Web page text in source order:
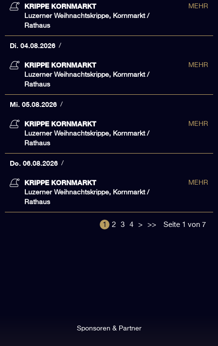
KRIPPE KORNMARKT
Luzerner Weihnachtskrippe, Kornmarkt /
Rathaus
MEHR
Di. 04.08.2026
KRIPPE KORNMARKT
Luzerner Weihnachtskrippe, Kornmarkt /
Rathaus
MEHR
Mi. 05.08.2026
KRIPPE KORNMARKT
Luzerner Weihnachtskrippe, Kornmarkt /
Rathaus
MEHR
Do. 06.08.2026
KRIPPE KORNMARKT
Luzerner Weihnachtskrippe, Kornmarkt /
Rathaus
MEHR
1 2 3 4 > >> Seite 1 von 7
Sponsoren & Partner